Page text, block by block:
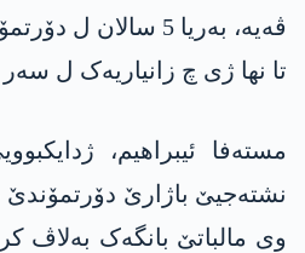
ڤەیە، بەریا 5 سالان
تا نھا ژی چ زانیاریەک ل سەر
نشتەجیێ باژارێ دۆرتمۆندێ
وی مالباتێ بانگەک بەلاڤ